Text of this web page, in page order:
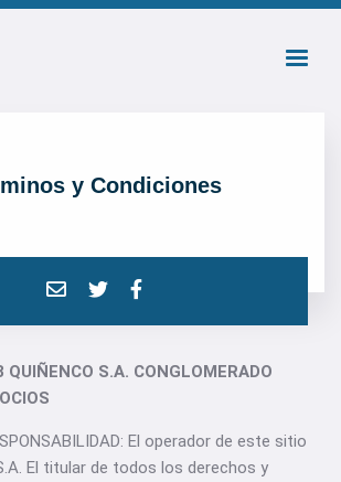
y Condiciones
S.A. CONGLOMERADO
El operador de este sitio
El titular de todos los derechos y